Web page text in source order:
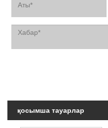
қосымша тауарлар